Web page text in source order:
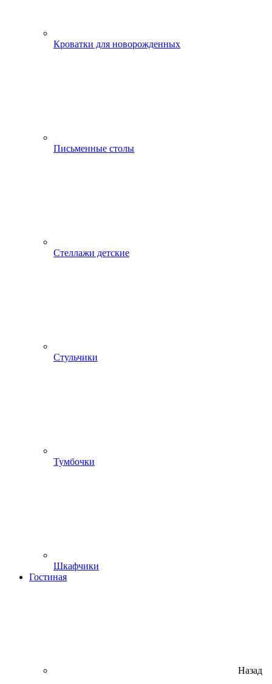
Кроватки для новорожденных
Письменные столы
Стеллажи детские
Стульчики
Тумбочки
Шкафчики
Гостиная
Назад